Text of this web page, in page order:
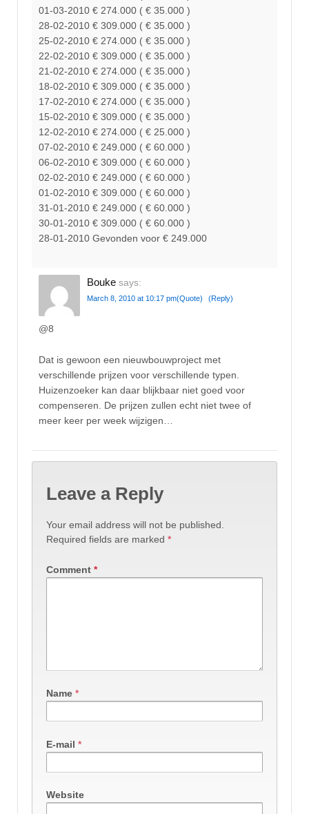
01-03-2010 € 274.000 ( € 35.000 )
28-02-2010 € 309.000 ( € 35.000 )
25-02-2010 € 274.000 ( € 35.000 )
22-02-2010 € 309.000 ( € 35.000 )
21-02-2010 € 274.000 ( € 35.000 )
18-02-2010 € 309.000 ( € 35.000 )
17-02-2010 € 274.000 ( € 35.000 )
15-02-2010 € 309.000 ( € 35.000 )
12-02-2010 € 274.000 ( € 25.000 )
07-02-2010 € 249.000 ( € 60.000 )
06-02-2010 € 309.000 ( € 60.000 )
02-02-2010 € 249.000 ( € 60.000 )
01-02-2010 € 309.000 ( € 60.000 )
31-01-2010 € 249.000 ( € 60.000 )
30-01-2010 € 309.000 ( € 60.000 )
28-01-2010 Gevonden voor € 249.000
Bouke says:
March 8, 2010 at 10:17 pm(Quote) (Reply)
@8
Dat is gewoon een nieuwbouwproject met
verschillende prijzen voor verschillende typen.
Huizenzoeker kan daar blijkbaar niet goed voor
compenseren. De prijzen zullen echt niet twee of
meer keer per week wijzigen…
Leave a Reply
Your email address will not be published.
Required fields are marked *
Comment *
Name *
E-mail *
Website